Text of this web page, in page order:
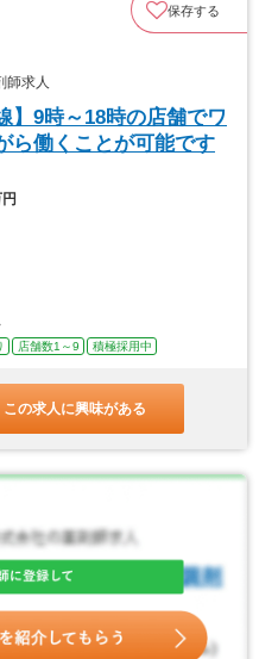
保存する
求人
】9時～18時の店舗でワ
ら働くことが可能です
店舗数1～9 積極採用中
この求人に興味がある